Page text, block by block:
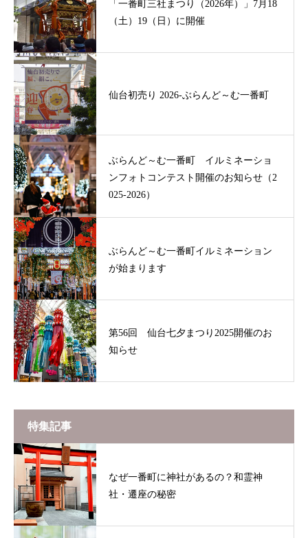
「一番町三社まつり（2026年）」7月18
（土）19（日）に開催
仙台初売り 2026-ぶらんど～む一番町
ぶらんど～む一番町 イルミネーショ
ンフォトコンテスト開催のお知らせ（2
025-2026）
ぶらんど～む一番町イルミネーション
が始まります
第56回 仙台七夕まつり2025開催のお
知らせ
特集記事
なぜ一番町に神社があるの？和霊神
社・遷座の秘密